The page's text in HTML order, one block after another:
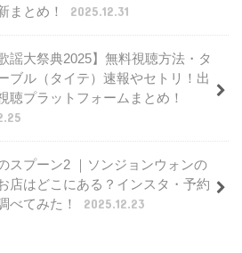
まとめ！
2025.12.31
謡大祭典2025】無料視聴方法・タ
ブル（タイテ）速報やセトリ！出
聴プラットフォームまとめ！
スプーン2 ｜ソンジョンウォンの
店はどこにある？インスタ・予約
べてみた！
2025.12.23